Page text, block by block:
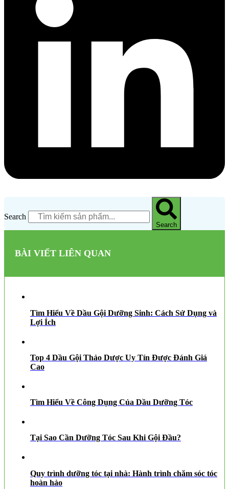
Search
Search
BÀI VIẾT LIÊN QUAN
Tìm Hiểu Về Dầu Gội Dưỡng Sinh: Cách Sử Dụng và
Lợi Ích
Top 4 Dầu Gội Thảo Dược Uy Tín Được Đánh Giá
Cao
Tìm Hiểu Về Công Dụng Của Dầu Dưỡng Tóc
Tại Sao Cần Dưỡng Tóc Sau Khi Gội Đầu?
Quy trình dưỡng tóc tại nhà: Hành trình chăm sóc tóc
hoàn hảo